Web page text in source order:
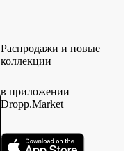
Распродажи и новые
коллекции
в приложении
Dropp.Market